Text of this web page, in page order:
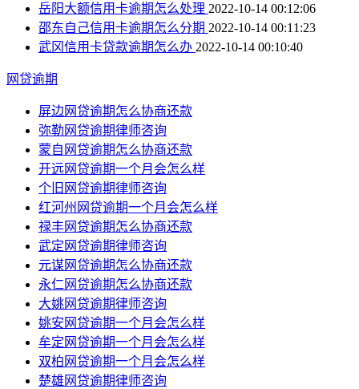
岳阳大额信用卡逾期怎么处理 2022-10-14 00:12:06
邵东自己信用卡逾期怎么分期 2022-10-14 00:11:23
武冈信用卡贷款逾期怎么办 2022-10-14 00:10:40
网贷逾期
屏边网贷逾期怎么协商还款
弥勒网贷逾期律师咨询
蒙自网贷逾期怎么协商还款
开远网贷逾期一个月会怎么样
个旧网贷逾期律师咨询
红河州网贷逾期一个月会怎么样
禄丰网贷逾期怎么协商还款
武定网贷逾期律师咨询
元谋网贷逾期怎么协商还款
永仁网贷逾期怎么协商还款
大姚网贷逾期律师咨询
姚安网贷逾期一个月会怎么样
牟定网贷逾期一个月会怎么样
双柏网贷逾期一个月会怎么样
楚雄网贷逾期律师咨询